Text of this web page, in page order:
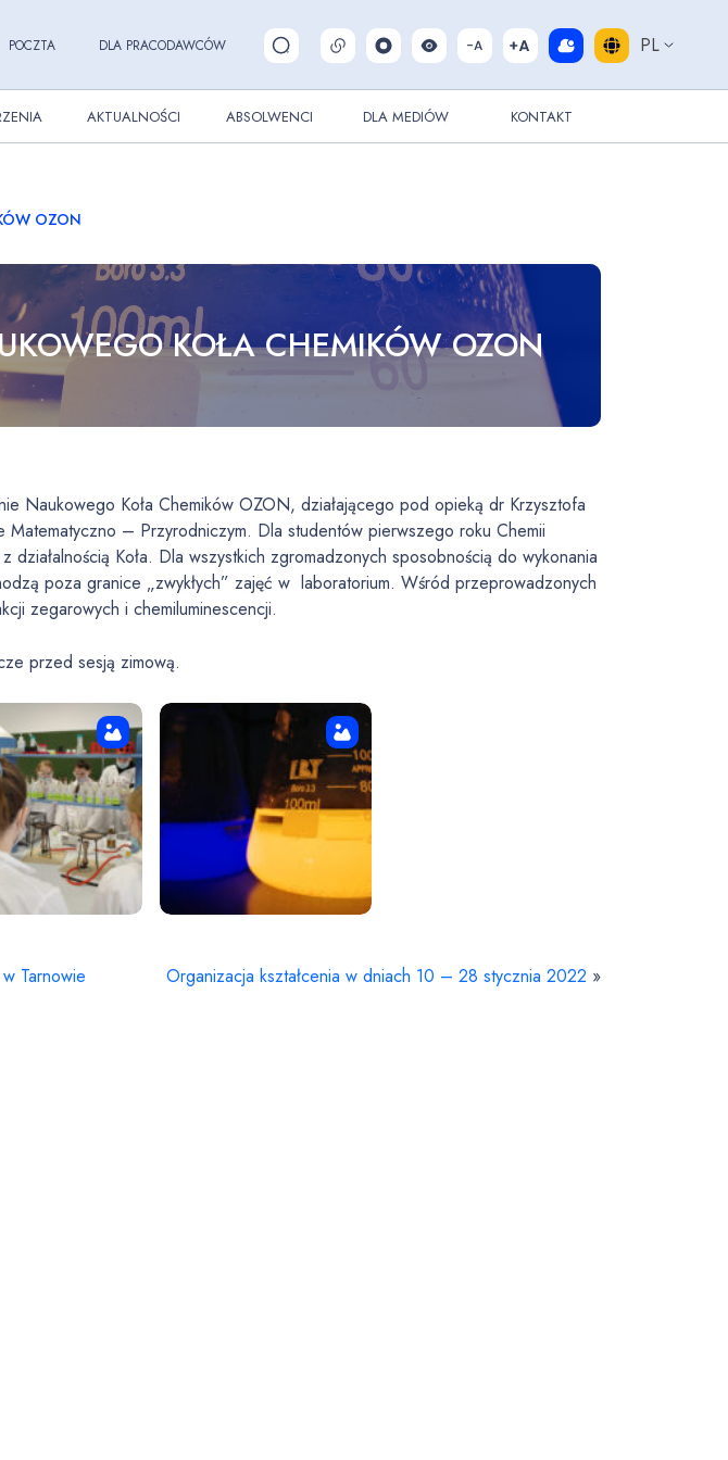
POCZTA DLA PRACODAWCÓW Pokaż/ukryj wyszukiwarkę PL
AKTUALNOŚCI ABSOLWENCI DLA MEDIÓW KONTAKT
OZON
KOŁA CHEMIKÓW OZON
Naukowego Koła Chemików OZON, działającego pod opieką dr Krzysztofa
Matematyczno – Przyrodniczym. Dla studentów pierwszego roku Chemii
działalnością Koła. Dla wszystkich zgromadzonych sposobnością do wykonania
poza granice „zwykłych” zajęć w laboratorium. Wśród przeprowadzonych
zegarowych i chemiluminescencji.
przed sesją zimową.
Tarnowie Organizacja kształcenia w dniach 10 – 28 stycznia 2022 »